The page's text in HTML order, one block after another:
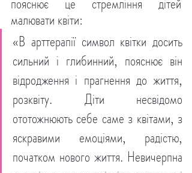
малювати квіти:
«В арттерапії символ квітки досить
сильний і глибинний, пояснює він
відродження і прагнення до життя,
розквіту. Діти несвідомо
ототожнюють себе саме з квітами, з
яскравими емоціями, радістю,
початком нового життя. Невичерпна